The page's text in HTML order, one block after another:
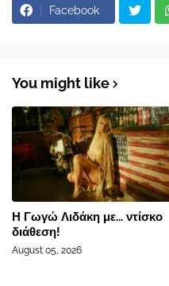
Facebook
You might like
Η Γωγώ Λιδάκη με... ντίσκο
διάθεση!
August 05, 2026